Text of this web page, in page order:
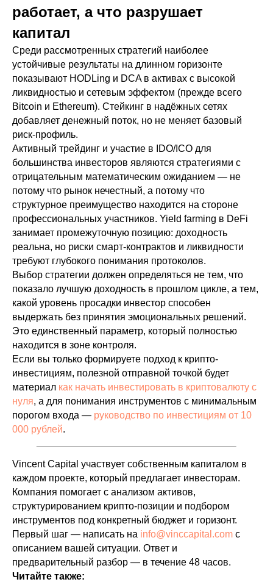
работает, а что разрушает
капитал
Среди рассмотренных стратегий наиболее
устойчивые результаты на длинном горизонте
показывают HODLing и DCA в активах с высокой
ликвидностью и сетевым эффектом (прежде всего
Bitcoin и Ethereum). Стейкинг в надёжных сетях
добавляет денежный поток, но не меняет базовый
риск-профиль.
Активный трейдинг и участие в IDO/ICO для
большинства инвесторов являются стратегиями с
отрицательным математическим ожиданием — не
потому что рынок нечестный, а потому что
структурное преимущество находится на стороне
профессиональных участников. Yield farming в DeFi
занимает промежуточную позицию: доходность
реальна, но риски смарт-контрактов и ликвидности
требуют глубокого понимания протоколов.
Выбор стратегии должен определяться не тем, что
показало лучшую доходность в прошлом цикле, а тем,
какой уровень просадки инвестор способен
выдержать без принятия эмоциональных решений.
Это единственный параметр, который полностью
находится в зоне контроля.
Если вы только формируете подход к крипто-
инвестициям, полезной отправной точкой будет
материал как начать инвестировать в криптовалюту с
нуля, а для понимания инструментов с минимальным
порогом входа — руководство по инвестициям от 10
000 рублей.
Vincent Capital участвует собственным капиталом в
каждом проекте, который предлагает инвесторам.
Компания помогает с анализом активов,
структурированием крипто-позиции и подбором
инструментов под конкретный бюджет и горизонт.
Первый шаг — написать на info@vinccapital.com с
описанием вашей ситуации. Ответ и
предварительный разбор — в течение 48 часов.
Читайте также: